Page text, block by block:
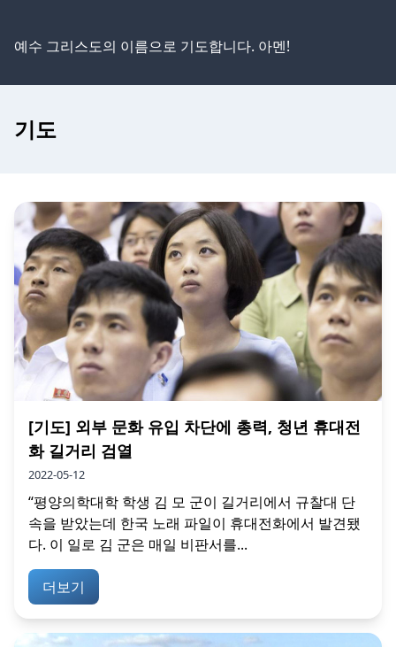
예수 그리스도의 이름으로 기도합니다. 아멘!
기도
[기도] 외부 문화 유입 차단에 총력, 청년 휴대전
화 길거리 검열
2022-05-12
“평양의학대학 학생 김 모 군이 길거리에서 규찰대 단
속을 받았는데 한국 노래 파일이 휴대전화에서 발견됐
다. 이 일로 김 군은 매일 비판서를...
더보기